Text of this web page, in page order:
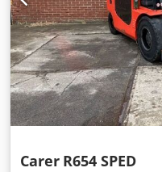
Carer R654 SPED